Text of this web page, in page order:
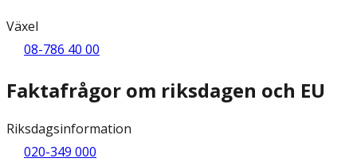
Växel
08-786 40 00
Faktafrågor om riksdagen och EU
Riksdagsinformation
020-349 000